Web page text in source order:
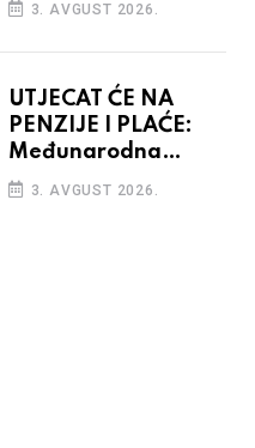
3. AVGUST 2026.
UTJECAT ĆE NA
PENZIJE I PLAĆE:
Međunarodna
agencija potvrdila
kreditni rejting BiH
3. AVGUST 2026.